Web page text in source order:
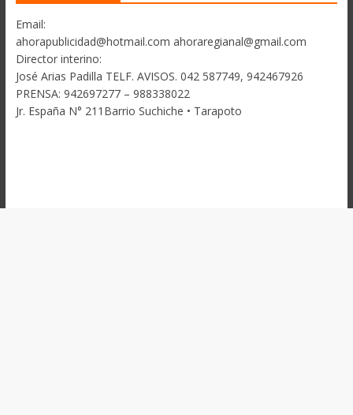
Email:
ahorapublicidad@hotmail.com ahoraregianal@gmail.com
Director interino:
José Arias Padilla TELF. AVISOS. 042 587749, 942467926
PRENSA: 942697277 – 988338022
Jr. España N° 211Barrio Suchiche • Tarapoto